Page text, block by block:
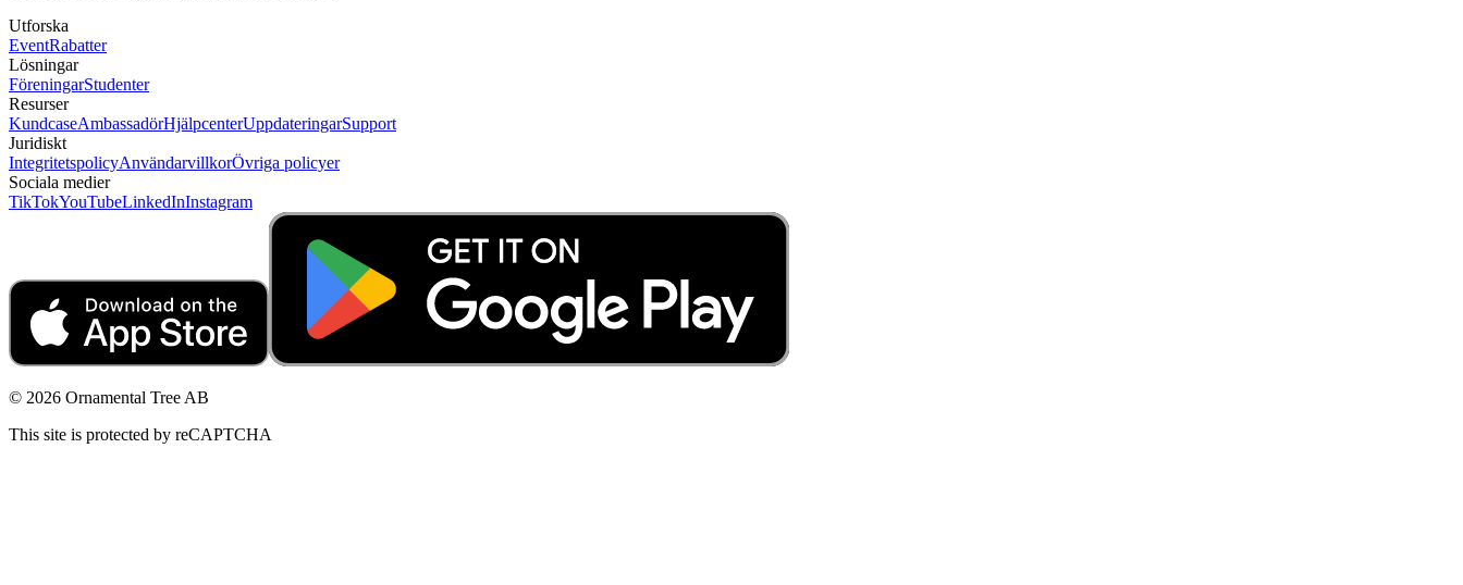
Utforska
EventRabatter
Lösningar
FöreningarStudenter
Resurser
KundcaseAmbassadörHjälpcenterUppdateringarSupport
Juridiskt
IntegritetspolicyAnvändarvillkorÖvriga policyer
Sociala medier
TikTokYouTubeLinkedInInstagram
© 2026 Ornamental Tree AB
This site is protected by reCAPTCHA